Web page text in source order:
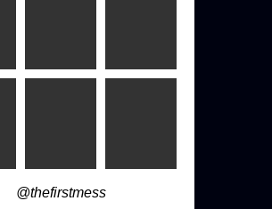
@thefirstmess